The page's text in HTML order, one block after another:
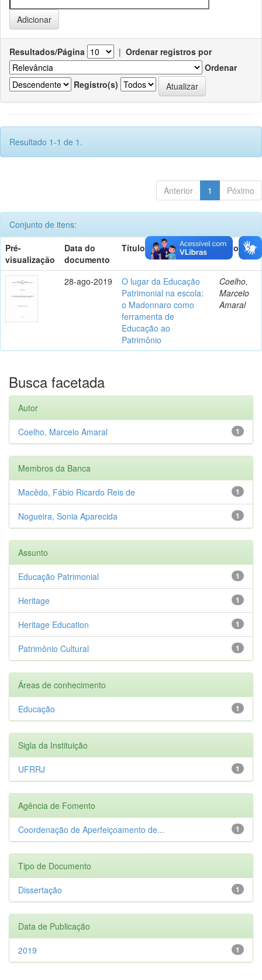
Resultados/Página | Ordenar registros por
Ordenar
Registro(s)
Resultado 1-1 de 1.
Anterior 1 Póximo
Conjunto de itens:
Pré-
visualização
Data do
documento
Título Autor(es)
28-ago-2019
O lugar da Educação
Patrimonial na escola:
o Madonnaro como
ferramenta de
Educação ao
Patrimônio
Coelho,
Marcelo
Amaral
Busca facetada
Autor
1
Coelho, Marcelo Amaral
Membros da Banca
1
Macêdo, Fábio Ricardo Reis de
1
Nogueira, Sonia Aparecida
Assunto
1
Educação Patrimonial
1
Heritage
1
Heritage Education
1
Patrimônio Cultural
Áreas de conhecimento
1
Educação
Sigla da Instituição
1
UFRRJ
Agência de Fomento
1
Coordenação de Aperfeiçoamento de...
Tipo de Documento
1
Dissertação
Data de Publicação
1
2019